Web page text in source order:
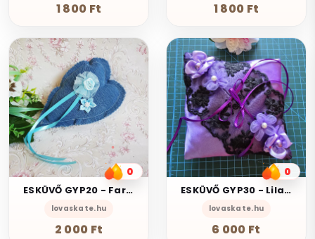
1 800 Ft 1 800 Ft
0
ESKÜVŐ GYP20 - Farmer szív alakú kék virágos gyűrűpárna
lovaskate.hu
2 000 Ft
0
ESKÜVŐ GYP30 - Lila színű gyűrűpárna csipke rátéttel kb 13x13cm gót stílusban
lovaskate.hu
6 000 Ft